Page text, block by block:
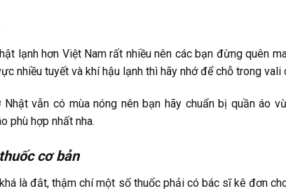
lạnh hơn Việt Nam rất nhiều nên các bạn đừng quên
nhiều tuyết và khí hậu lạnh thì hãy nhớ để chỗ trong vali
Nhật vẫn có mùa nóng nên bạn hãy chuẩn bị quần áo
phù hợp nhất nha.
cơ bản
là đắt, thậm chí một số thuốc phải có bác sĩ kê đơn